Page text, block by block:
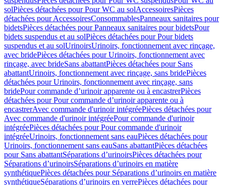
solPièces détachées pour Pour WC au solAccessoiresPièces
détachées pour AccessoiresConsommablesPanneaux sanitaires pour
bidetsPièces détachées pour Panneaux sanitaires pour bidetsPour
bidets suspendus et au solPièces détachées pour Pour bidets
suspendus et au solUrinoirsUrinoirs, fonctionnement avec rinçage,
avec bridePièces détachées pour Urinoirs, fonctionnement avec
rinçage, avec brideSans abattantPièces détachées pour Sans
abattantUrinoirs, fonctionnement avec rinçage, sans bridePièces
détachées pour Urinoirs, fonctionnement avec rinçage, sans
bridePour commande d’urinoir apparente ou à encastrerPièces
détachées pour Pour commande d’urinoir apparente ou à
encastrerAvec commande d'urinoir intégréePièces détachées pour
Avec commande d'urinoir intégréePour commande d'urinoir
intégréePièces détachées pour Pour commande d'urinoir
intégréeUrinoirs, fonctionnement sans eauPièces détachées pour
Urinoirs, fonctionnement sans eauSans abattantPièces détachées
pour Sans abattantSéparations d’urinoirsPièces détachées pour
Séparations d’urinoirsSéparations d’urinoirs en matière
synthétiquePièces détachées pour Séparations d’urinoirs en matière
synthétiqueSéparations d’urinoirs en verrePièces détachées pour